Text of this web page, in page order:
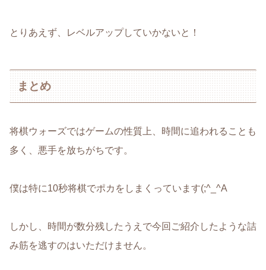
とりあえず、レベルアップしていかないと！
まとめ
将棋ウォーズではゲームの性質上、時間に追われることも
多く、悪手を放ちがちです。
僕は特に10秒将棋でポカをしまくっています(;^_^A
しかし、時間が数分残したうえで今回ご紹介したような詰
み筋を逃すのはいただけません。